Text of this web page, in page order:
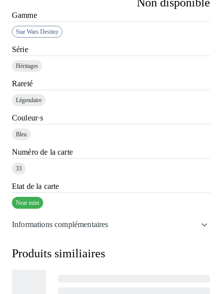
Gamme
Star Wars Destiny
Série
Héritages
Rareté
Légendaire
Couleur·s
Bleu
Numéro de la carte
33
Etat de la carte
Near mint
Informations complémentaires
Produits similiaires